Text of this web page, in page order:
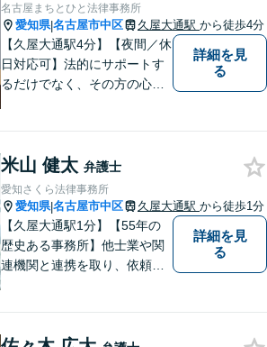
名古屋まちとひと法律事務所
愛知県|名古屋市中区 久屋大通駅 から徒歩4分
【久屋大通駅4分】【夜間／休
日対応可】法的にサポートす
るだけでなく、その方の心に
います。【地域に根ざした弁
護士】離婚問題／相続問題／
交通事故など幅広い法律トラ
ブルに対応。
詳細を見
る
米山 健太 弁護士
愛知さくら法律事務所
愛知県|名古屋市中区 久屋大通駅 から徒歩1分
【久屋大通駅1分】【55年の
歴史ある事務所】他士業や関
連機関と連携を取り、依頼者
詳細を見
る